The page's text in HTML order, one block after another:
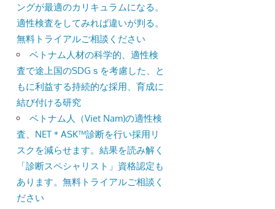
ングが最適のカリキュラムになる。
適性検査をしてみれば違いが判る。
無料トライアルご相談ください
ベトナム人材の科学的、適性検
査で途上国のSDGｓを考慮した、と
もに利益する持続的な採用、育成に
結び付ける研究
ベトナム人（Viet Nam)の適性検
査、NET＊ASK™診断を行い採用リ
スクを減らせます。結果を読み解く
「診断スペシャリスト」資格認定も
あります。無料トライアルご相談く
ださい